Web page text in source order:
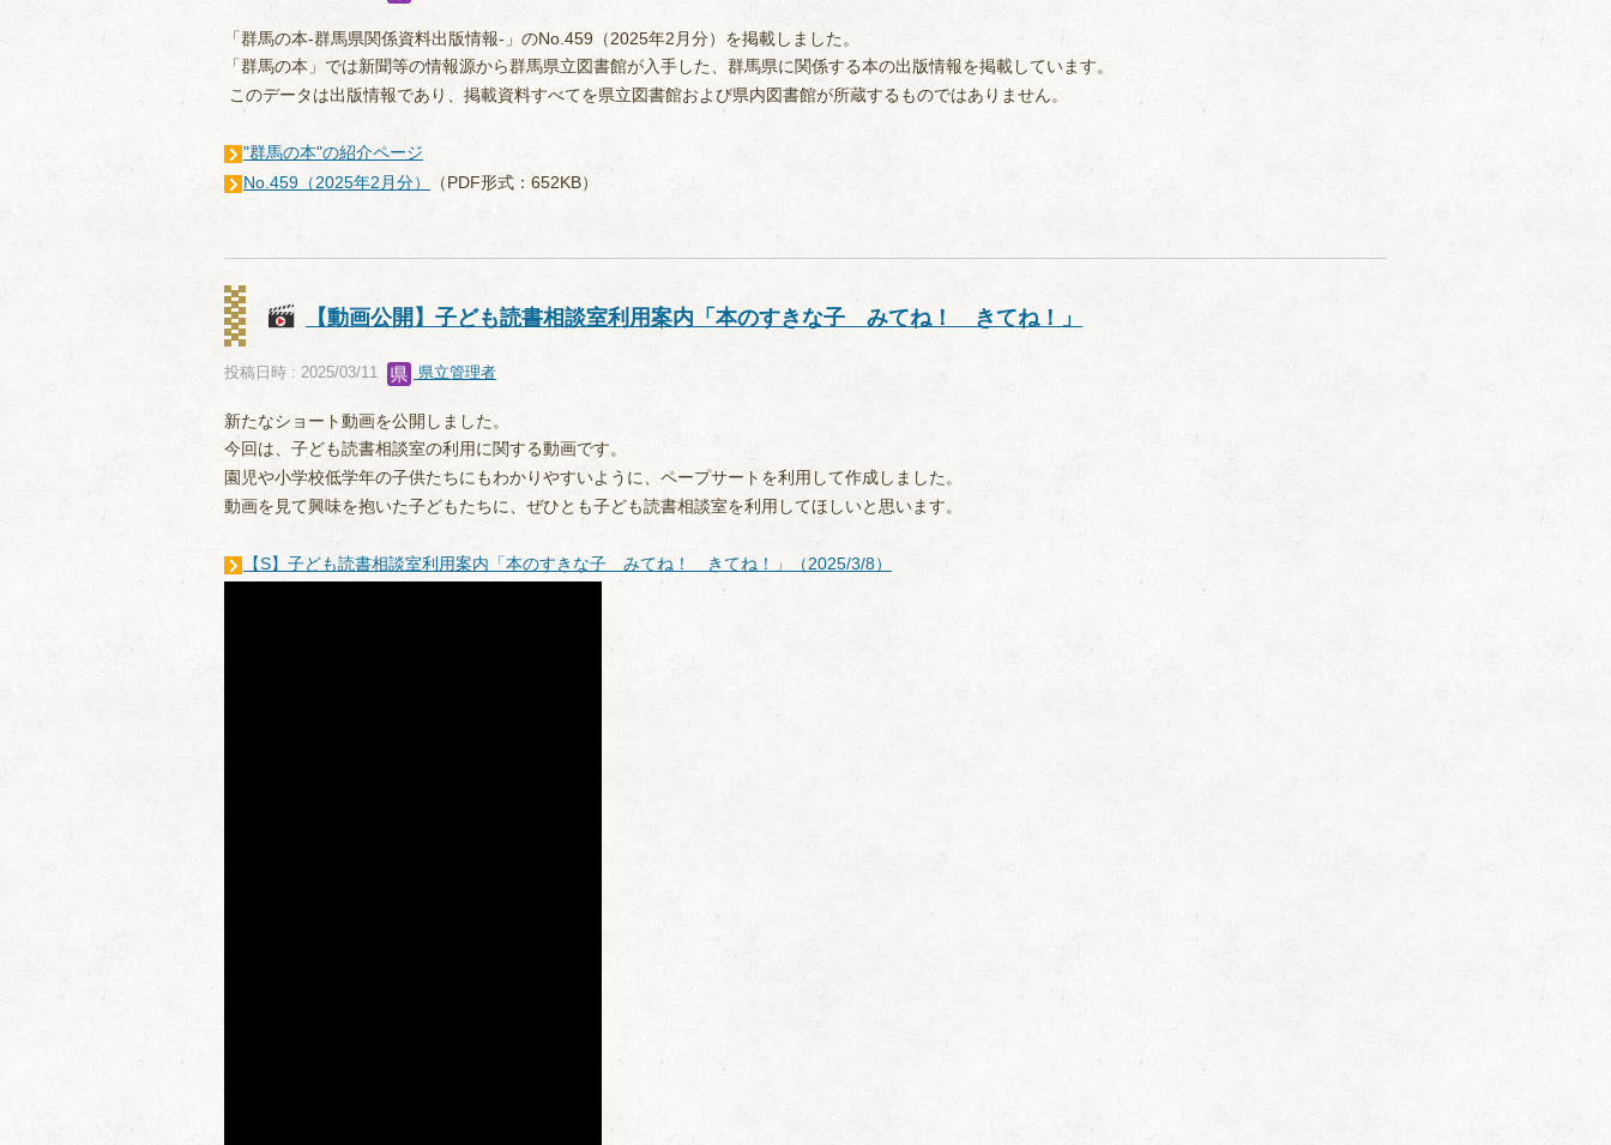
「群馬の本-群馬県関係資料出版情報-」のNo.459（2025年2月分）を掲載しました。
「群馬の本」では新聞等の情報源から群馬県立図書館が入手した、群馬県に関係する本の出版情報を掲載しています。
このデータは出版情報であり、掲載資料すべてを県立図書館および県内図書館が所蔵するものではありません。
"群馬の本"の紹介ページ
No.459（2025年2月分）
（PDF形式：652KB）
【動画公開】子ども読書相談室利用案内「本のすきな子 みてね！ きてね！」
投稿日時 : 2025/03/11 県立管理者
新たなショート動画を公開しました。
今回は、子ども読書相談室の利用に関する動画です。
園児や小学校低学年の子供たちにもわかりやすいように、ペープサートを利用して作成しました。
動画を見て興味を抱いた子どもたちに、ぜひとも子ども読書相談室を利用してほしいと思います。
【S】子ども読書相談室利用案内「本のすきな子 みてね！ きてね！」（2025/3/8）